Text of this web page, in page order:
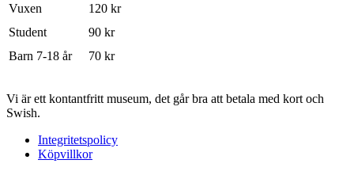
Vuxen
120 kr
Student
90 kr
Barn 7-18 år
70 kr
Vi är ett kontantfritt museum, det går bra att betala med kort och
Swish.
Integritetspolicy
Köpvillkor